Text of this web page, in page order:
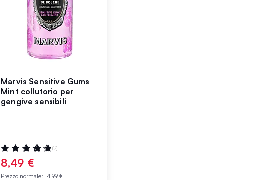
Marvis Sensitive Gums
Mint collutorio per
gengive sensibili
Valutazione:
100%
(2)
8,49 €
Prezzo normale: 14,99 €